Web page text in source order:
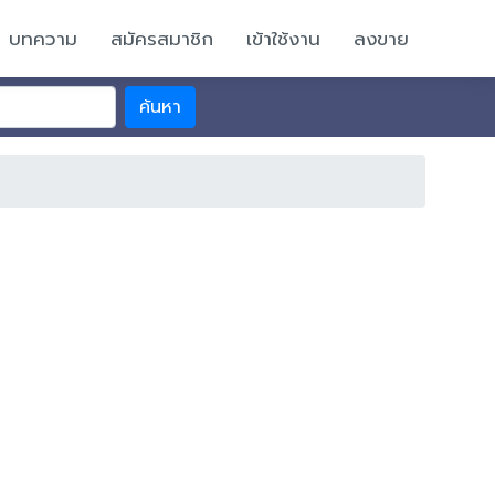
บทความ สมัครสมาชิก เข้าใช้งาน ลงขาย
ค้นหา